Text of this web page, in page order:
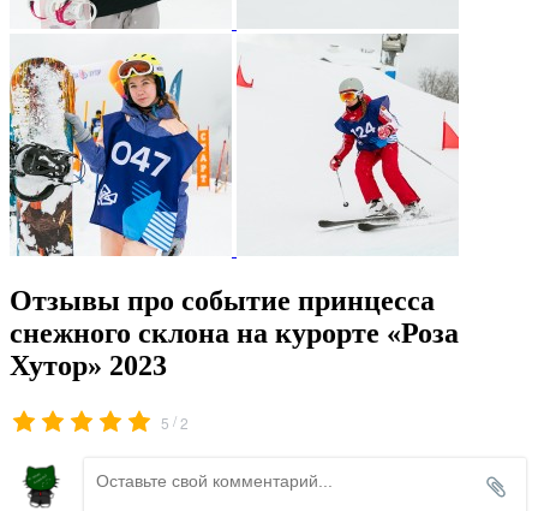
Отзывы про событие принцесса
снежного склона на курорте «Роза
Хутор» 2023
5 /2